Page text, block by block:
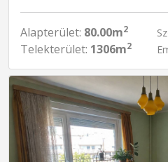
Alapterület: 80.00m2
Telekterület: 1306m2